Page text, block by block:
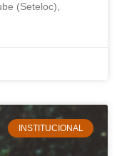
(Seteloc),
INSTITUCIONAL